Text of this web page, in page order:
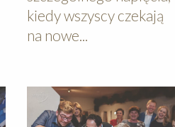
kiedy wszyscy czekają
na nowe...